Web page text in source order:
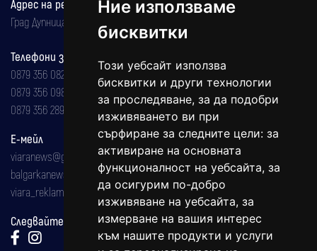
Ние използваме
бисквитки
Този уебсайт използва
бисквитки и други технологии
за проследяване, за да подобри
изживяването ви при
сърфиране за следните цели: за
активиране на основната
функционалност на уебсайта, за
да осигурим по-добро
изживяване на уебсайта, за
измерване на вашия интерес
към нашите продукти и услуги
Адрес на редакцията
Град Дупница, ул.''Христо Ботев" 43
Телефони за реклама и абонаменти
0879 356 082
0879 356 098
0879 356 289
Е-мейл
viaranews@gmail.com
balgarkanews@gmail.com
viara_reklama@mail.bg
Следвайте ни: